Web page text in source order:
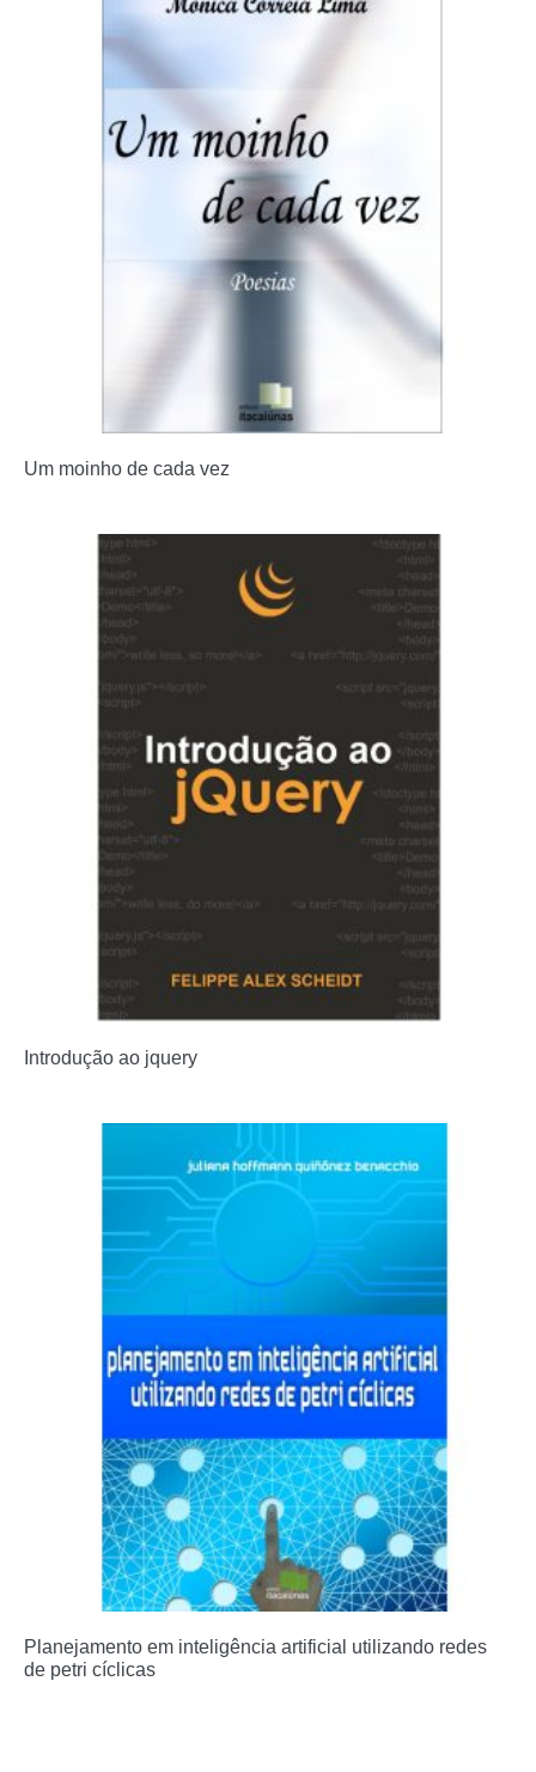
Um moinho de cada vez
Introdução ao jquery
Planejamento em inteligência artificial utilizando redes
de petri cíclicas